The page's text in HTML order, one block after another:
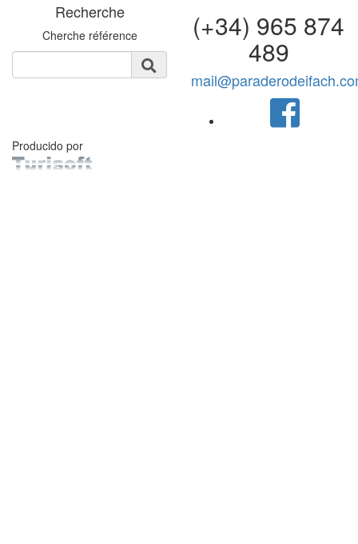
Recherche
Cherche référence (+34) 965 874
489
Producido por